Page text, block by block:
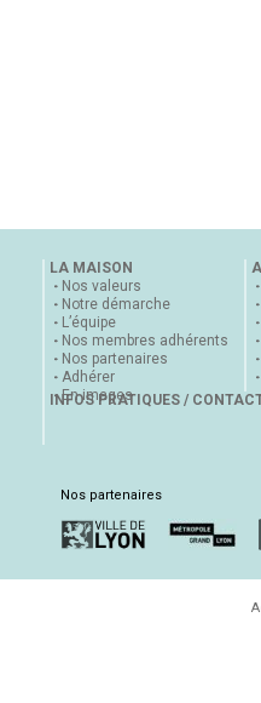
LA MAISON
Nos valeurs
Notre démarche
L’équipe
Nos membres adhérents
Nos partenaires
Adhérer
En images
INFOS PRATIQUES /
Nos partenaires